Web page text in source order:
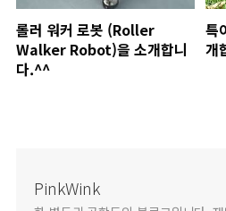
롤러 워커 로봇 (Roller
Walker Robot)을 소개합니
다.^^
특
개
PinkWink